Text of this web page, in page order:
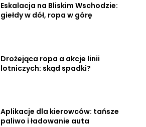
Eskalacja na Bliskim Wschodzie:
giełdy w dół, ropa w górę
Drożejąca ropa a akcje linii
lotniczych: skąd spadki?
Aplikacje dla kierowców: tańsze
paliwo i ładowanie auta